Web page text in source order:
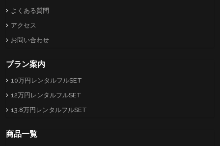
よくある質問
アクセス
お問い合わせ
プラン案内
10万円レンタルフルSET
12万円レンタルフルSET
13.8万円レンタルフルSET
商品一覧